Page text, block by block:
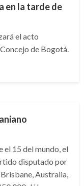
en la tarde de
el acto
de Bogotá.
el 15 del mundo, el
disputado por
Australia,